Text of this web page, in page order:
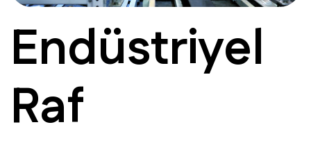
Endüstriyel
Raf